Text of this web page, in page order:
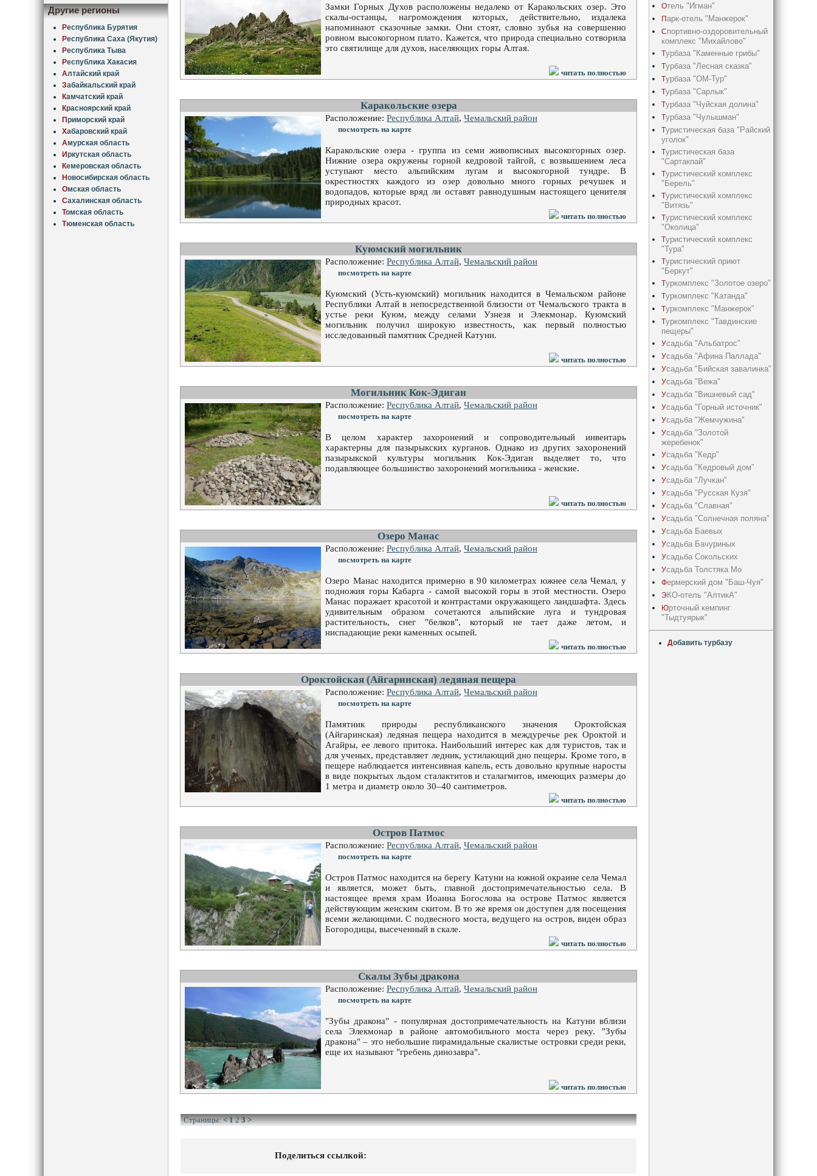
Другие регионы
Республика Бурятия
Республика Саха (Якутия)
Республика Тыва
Республика Хакасия
Алтайский край
Забайкальский край
Камчатский край
Красноярский край
Приморский край
Хабаровский край
Амурская область
Иркутская область
Кемеровская область
Новосибирская область
Омская область
Сахалинская область
Томская область
Тюменская область
Замки Горных Духов расположены недалеко от Каракольских озер. Это
скалы-останцы, нагромождения которых, действительно, издалека
напоминают сказочные замки. Они стоят, словно зубья на совершенно
ровном высокогорном плато. Кажется, что природа специально сотворила
это святилище для духов, населяющих горы Алтая.
читать полностью
Каракольские озера
Расположение: Республика Алтай, Чемальский район
посмотреть на карте
Каракольские озера - группа из семи живописных высокогорных озер.
Нижние озера окружены горной кедровой тайгой, с возвышением леса
уступают место альпийским лугам и высокогорной тундре. В
окрестностях каждого из озер довольно много горных речушек и
водопадов, которые вряд ли оставят равнодушным настоящего ценителя
природных красот.
читать полностью
Куюмский могильник
Расположение: Республика Алтай, Чемальский район
посмотреть на карте
Куюмский (Усть-куюмский) могильник находится в Чемальском районе
Республики Алтай в непосредственной близости от Чемальского тракта в
устье реки Куюм, между селами Узнезя и Элекмонар. Куюмский
могильник получил широкую известность, как первый полностью
исследованный памятник Средней Катуни.
читать полностью
Могильник Кок-Эдиган
Расположение: Республика Алтай, Чемальский район
посмотреть на карте
В целом характер захоронений и сопроводительный инвентарь
характерны для пазырыкских курганов. Однако из других захоронений
пазырыкской культуры могильник Кок-Эдиган выделяет то, что
подавляющее большинство захоронений могильника - женские.
читать полностью
Озеро Манас
Расположение: Республика Алтай, Чемальский район
посмотреть на карте
Озеро Манас находится примерно в 90 километрах южнее села Чемал, у
подножия горы Кабарга - самой высокой горы в этой местности. Озеро
Манас поражает красотой и контрастами окружающего ландшафта. Здесь
удивительным образом сочетаются альпийские луга и тундровая
растительность, снег "белков", который не тает даже летом, и
ниспадающие реки каменных осыпей.
читать полностью
Ороктойская (Айгаринская) ледяная пещера
Расположение: Республика Алтай, Чемальский район
посмотреть на карте
Памятник природы республиканского значения Ороктойская
(Айгаринская) ледяная пещера находится в междуречье рек Ороктой и
Агайры, ее левого притока. Наибольший интерес как для туристов, так и
для ученых, представляет ледник, устилающий дно пещеры. Кроме того, в
пещере наблюдается интенсивная капель, есть довольно крупные наросты
в виде покрытых льдом сталактитов и сталагмитов, имеющих размеры до
1 метра и диаметр около 30–40 сантиметров.
читать полностью
Остров Патмос
Расположение: Республика Алтай, Чемальский район
посмотреть на карте
Остров Патмос находится на берегу Катуни на южной окраине села Чемал
и является, может быть, главной достопримечательностью села. В
настоящее время храм Иоанна Богослова на острове Патмос является
действующим женским скитом. В то же время он доступен для посещения
всеми желающими. С подвесного моста, ведущего на остров, виден образ
Богородицы, высеченный в скале.
читать полностью
Скалы Зубы дракона
Расположение: Республика Алтай, Чемальский район
посмотреть на карте
"Зубы дракона" - популярная достопримечательность на Катуни вблизи
села Элекмонар в районе автомобильного моста через реку. "Зубы
дракона" – это небольшие пирамидальные скалистые островки среди реки,
еще их называют "гребень динозавра".
читать полностью
Страницы:< 1 2 3 >
Поделиться ссылкой:
Отель "Игман"
Парк-отель "Манжерок"
Спортивно-оздоровительный
комплекс "Михайлово"
Турбаза "Каменные грибы"
Турбаза "Лесная сказка"
Турбаза "ОМ-Тур"
Турбаза "Сарлык"
Турбаза "Чуйская долина"
Турбаза "Чулышман"
Туристическая база "Райский
уголок"
Туристическая база
"Сартакпай"
Туристический комплекс
"Берель"
Туристический комплекс
"Витязь"
Туристический комплекс
"Околица"
Туристический комплекс
"Тура"
Туристический приют
"Беркут"
Туркомплекс "Золотое озеро"
Туркомплекс "Катанда"
Туркомплекс "Манжерок"
Туркомплекс "Тавдинские
пещеры"
Усадьба "Альбатрос"
Усадьба "Афина Паллада"
Усадьба "Бийская завалинка"
Усадьба "Вежа"
Усадьба "Вишневый сад"
Усадьба "Горный источник"
Усадьба "Жемчужина"
Усадьба "Золотой
жеребенок"
Усадьба "Кедр"
Усадьба "Кедрoвый дом"
Усадьба "Лучкан"
Усадьба "Русская Кузя"
Усадьба "Славная"
Усадьба "Солнечная поляна"
Усадьба Баевых
Усадьба Бачуриных
Усадьба Сокольских
Усадьба Толстяка Мо
Фермерский дом "Баш-Чуя"
ЭКО-отель "АлтикА"
Юрточный кемпинг
"Тыдтуярык"
Добавить турбазу